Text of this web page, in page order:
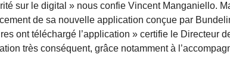
sur le digital » nous confie Vincent Manganiello.
de sa nouvelle application conçue par
ont téléchargé l’application » certifie le Directeur
très conséquent, grâce notamment à